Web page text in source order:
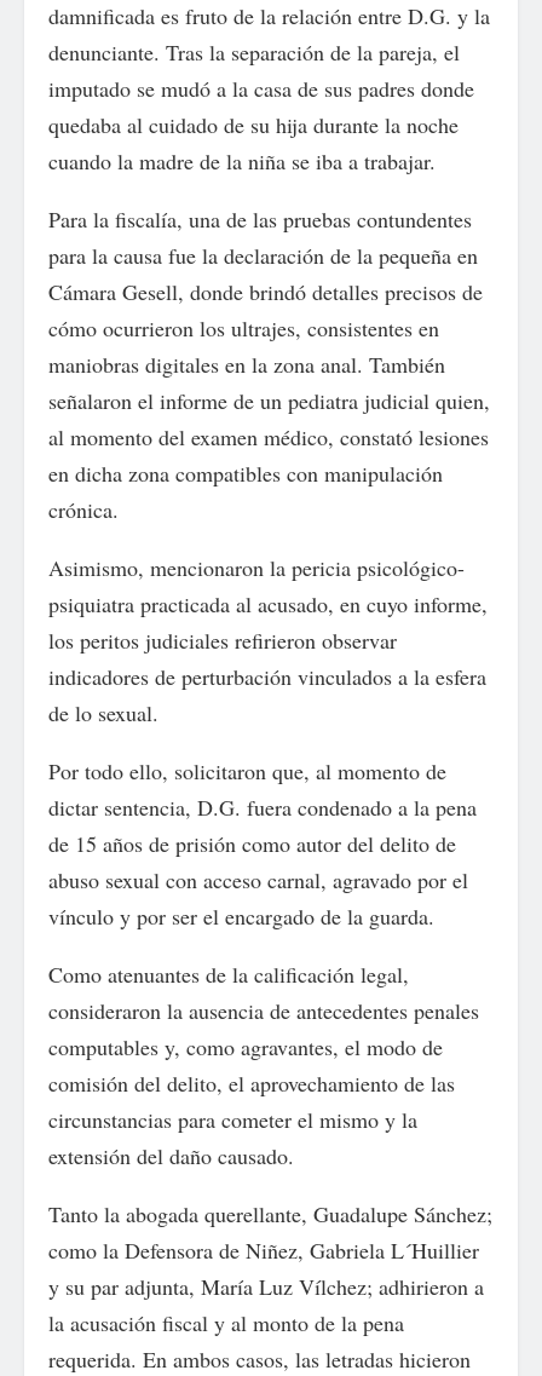
damnificada es fruto de la relación entre D.G. y la
denunciante. Tras la separación de la pareja, el
imputado se mudó a la casa de sus padres donde
quedaba al cuidado de su hija durante la noche
cuando la madre de la niña se iba a trabajar.
Para la fiscalía, una de las pruebas contundentes
para la causa fue la declaración de la pequeña en
Cámara Gesell, donde brindó detalles precisos de
cómo ocurrieron los ultrajes, consistentes en
maniobras digitales en la zona anal. También
señalaron el informe de un pediatra judicial quien,
al momento del examen médico, constató lesiones
en dicha zona compatibles con manipulación
crónica.
Asimismo, mencionaron la pericia psicológico-
psiquiatra practicada al acusado, en cuyo informe,
los peritos judiciales refirieron observar
indicadores de perturbación vinculados a la esfera
de lo sexual.
Por todo ello, solicitaron que, al momento de
dictar sentencia, D.G. fuera condenado a la pena
de 15 años de prisión como autor del delito de
abuso sexual con acceso carnal, agravado por el
vínculo y por ser el encargado de la guarda.
Como atenuantes de la calificación legal,
consideraron la ausencia de antecedentes penales
computables y, como agravantes, el modo de
comisión del delito, el aprovechamiento de las
circunstancias para cometer el mismo y la
extensión del daño causado.
Tanto la abogada querellante, Guadalupe Sánchez;
como la Defensora de Niñez, Gabriela L´Huillier
y su par adjunta, María Luz Vílchez; adhirieron a
la acusación fiscal y al monto de la pena
requerida. En ambos casos, las letradas hicieron